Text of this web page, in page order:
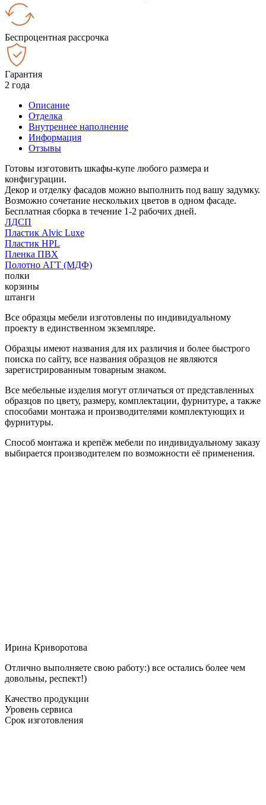
Беспроцентная рассрочка
Гарантия
2 года
Описание
Отделка
Внутреннее наполнение
Информация
Отзывы
Готовы изготовить шкафы-купе любого размера и
конфигурации.
Декор и отделку фасадов можно выполнить под вашу задумку.
Возможно сочетание нескольких цветов в одном фасаде.
Бесплатная сборка в течение 1-2 рабочих дней.
ЛДСП
Пластик Alvic Luxe
Пластик HPL
Пленка ПВХ
Полотно АГТ (МДФ)
полки
корзины
штанги
Все образцы мебели изготовлены по индивидуальному
проекту в единственном экземпляре.
Образцы имеют названия для их различия и более быстрого
поиска по сайту, все названия образцов не являются
зарегистрированным товарным знаком.
Все мебельные изделия могут отличаться от представленных
образцов по цвету, размеру, комплектации, фурнитуре, а также
способами монтажа и производителями комплектующих и
фурнитуры.
Способ монтажа и крепёж мебели по индивидуальному заказу
выбирается производителем по возможности её применения.
Ирина Криворотова
Отлично выполняете свою работу:) все остались более чем
довольны, респект!)
Качество продукции
Уровень сервиса
Срок изготовления